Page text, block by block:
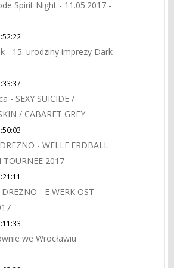
Spirit Night - 11.05.2017 -
- 15. urodziny imprezy Dark
- SEXY SUICIDE /
/ CABARET GREY
- WELLE:ERDBALL
TOURNEE 2017
- E WERK OST
we Wrocławiu